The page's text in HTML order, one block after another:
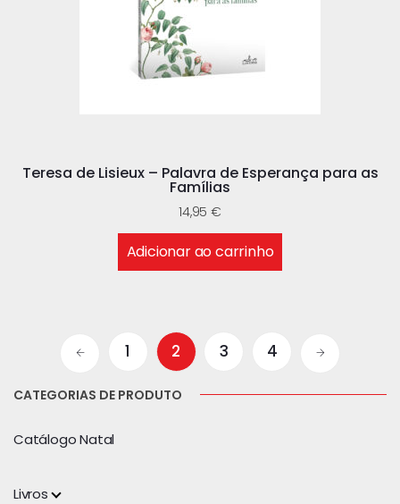
Teresa de Lisieux – Palavra de Esperança para as
Famílias
14,95 €
Adicionar ao carrinho
1 2 3 4
CATEGORIAS DE PRODUTO
Catálogo Natal
Livros